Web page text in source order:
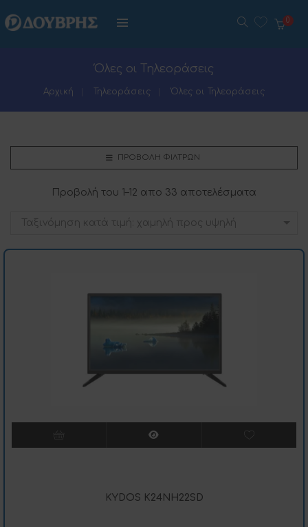
Όλες οι Τηλεοράσεις
Αρχική Τηλεοράσεις Όλες οι Τηλεοράσεις
ΠΡΟΒΟΛΉ ΦΊΛΤΡΩΝ
Προβολή του 1–12 απο 33 αποτελέσματα
Ταξινόμηση κατά τιμή: χαμηλή προς υψηλή
KYDOS K24NH22SD